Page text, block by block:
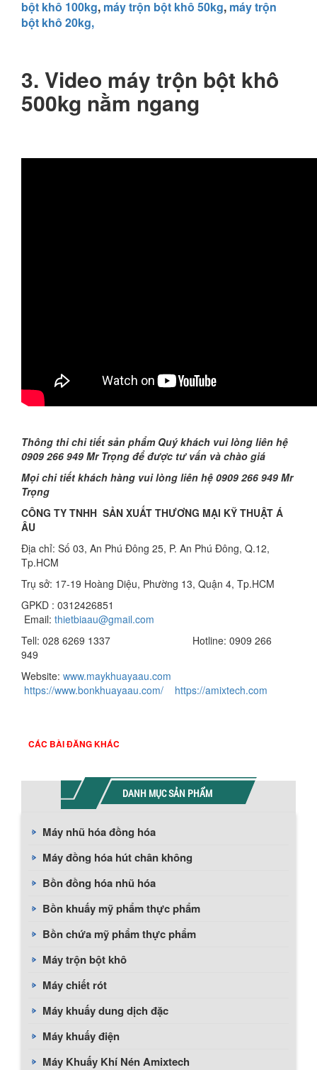
bột khô 100kg, máy trộn bột khô 50kg, máy trộn
bột khô 20kg,
3. Video máy trộn bột khô
500kg nằm ngang
Thông thi chi tiết sản phẩm Quý khách vui lòng liên hệ
0909 266 949 Mr Trọng để được tư vấn và chào giá
Mọi chi tiết khách hàng vui lòng liên hệ 0909 266 949 Mr
Trọng
CÔNG TY TNHH SẢN XUẤT THƯƠNG MẠI KỸ THUẬT Á
ÂU
Địa chỉ: Số 03, An Phú Đông 25, P. An Phú Đông, Q.12,
Tp.HCM
Trụ sở: 17-19 Hoàng Diệu, Phường 13, Quận 4, Tp.HCM
GPKD : 0312426851
Email: thietbiaau@gmail.com
Tell: 028 6269 1337 Hotline: 0909 266
949
Website: www.maykhuayaau.com
https://www.bonkhuayaau.com/
https://amixtech.com
CÁC BÀI ĐĂNG KHÁC
DANH MỤC SẢN PHẨM
Máy nhũ hóa đồng hóa
Máy đồng hóa hút chân không
Bồn đồng hóa nhũ hóa
Bồn khuấy mỹ phẩm thực phẩm
Bồn chứa mỹ phẩm thực phẩm
Máy trộn bột khô
Máy chiết rót
Máy khuấy dung dịch đặc
Máy khuấy điện
Máy Khuấy Khí Nén Amixtech